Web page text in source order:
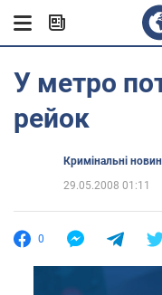
У метро
рейок
Кримінальні
29.05.2008 01:11
0